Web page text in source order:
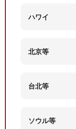
ハワイ
北京等
台北等
ソウル等